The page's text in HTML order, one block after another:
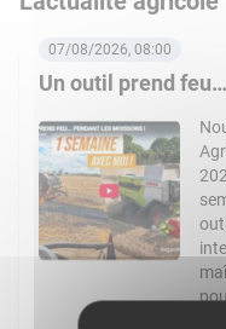
Un outil prend
07/08/2026, 08:00